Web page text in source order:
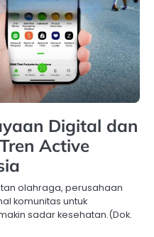
Digital dan
Active
olahraga, perusahaan
komunitas untuk
sadar kesehatan.(Dok.